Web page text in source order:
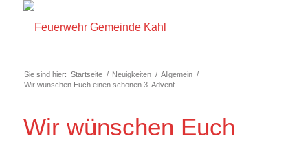
Sie sind hier: Startseite / Neuigkeiten / Allgemein /
Wir wünschen Euch einen schönen 3. Advent
Wir wünschen Euch